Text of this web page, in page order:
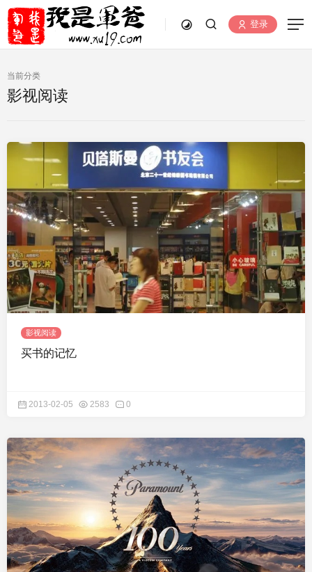
登录
当前分类
影视阅读
影视阅读
买书的记忆
2013-02-05 2583 0